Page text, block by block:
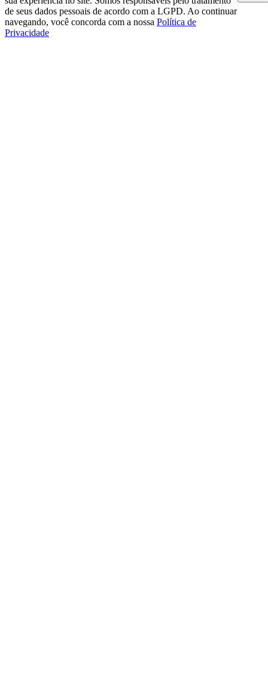
de seus dados pessoais de acordo com a LGPD. Ao continuar
navegando, você concorda com a nossa Política de
Privacidade